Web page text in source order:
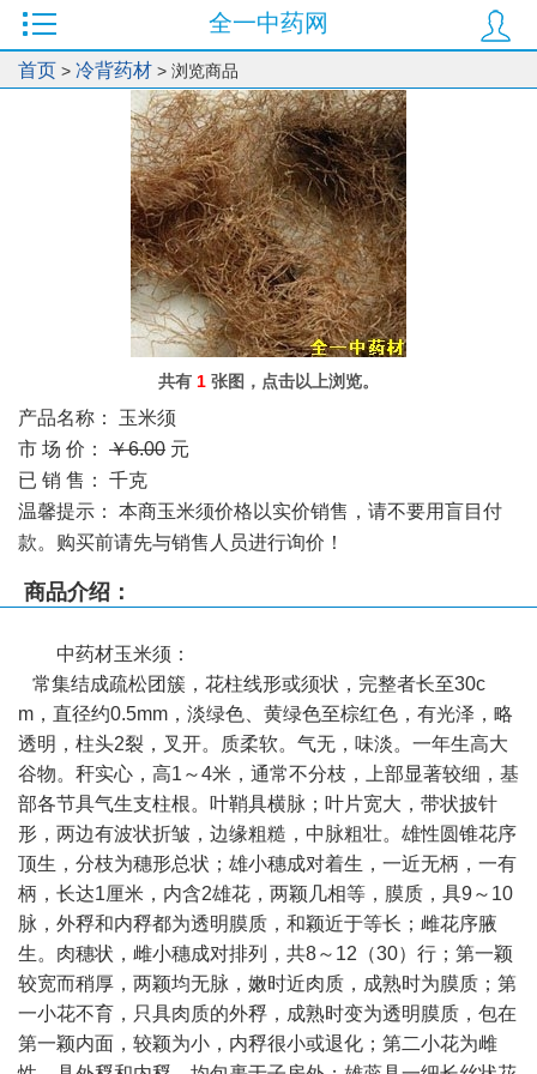
全一中药网
首页 > 冷背药材 > 浏览商品
共有 1 张图，点击以上浏览。
产品名称： 玉米须
市 场 价： ￥6.00 元
已 销 售： 千克
温馨提示： 本商玉米须价格以实价销售，请不要用盲目付
款。购买前请先与销售人员进行询价！
商品介绍：
中药材玉米须 ：
常集结成疏松团簇，花柱线形或须状，完整者长至30c
m，直径约0.5mm，淡绿色、黄绿色至棕红色，有光泽，略
透明，柱头2裂，叉开。质柔软。气无，味淡。一年生高大
谷物。秆实心，高1～4米，通常不分枝，上部显著较细，基
部各节具气生支柱根。叶鞘具横脉；叶片宽大，带状披针
形，两边有波状折皱，边缘粗糙，中脉粗壮。雄性圆锥花序
顶生，分枝为穗形总状；雄小穗成对着生，一近无柄，一有
柄，长达1厘米，内含2雄花，两颖几相等，膜质，具9～10
脉，外稃和内稃都为透明膜质，和颖近于等长；雌花序腋
生。肉穗状，雌小穗成对排列，共8～12（30）行；第一颖
较宽而稍厚，两颖均无脉，嫩时近肉质，成熟时为膜质；第
一小花不育，只具肉质的外稃，成熟时变为透明膜质，包在
第一颖内面，较颖为小，内稃很小或退化；第二小花为雌